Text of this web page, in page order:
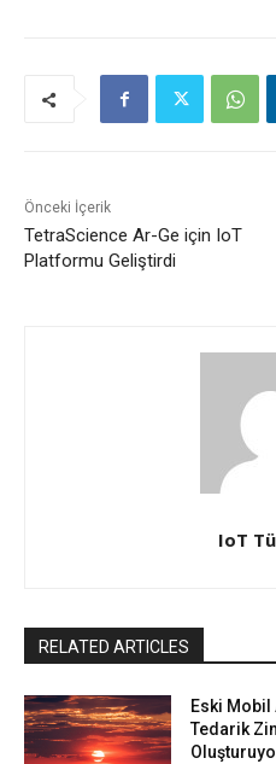
Önceki İçerik
TetraScience Ar-Ge için IoT
Platformu Geliştirdi
IoT
RELATED ARTICLES
Eski Mobil
Tedarik